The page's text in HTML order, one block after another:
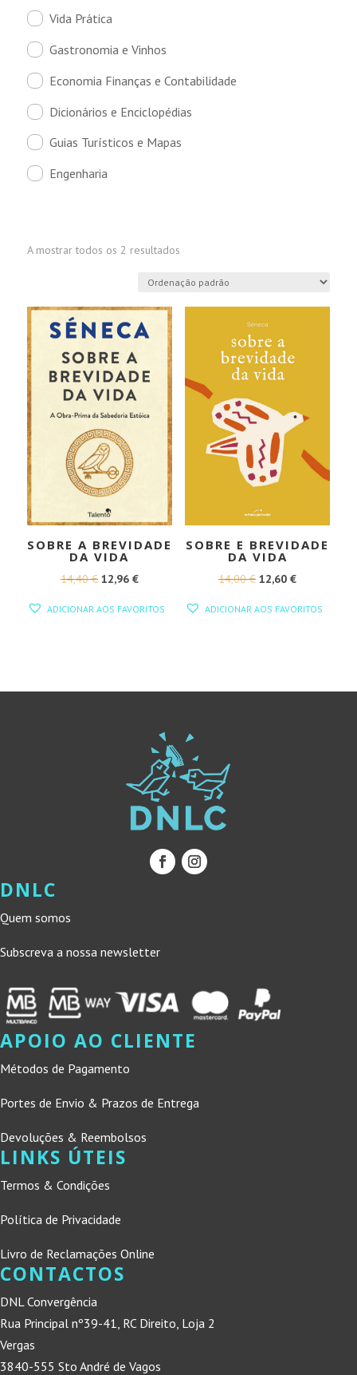
Vida Prática
Gastronomia e Vinhos
Economia Finanças e Contabilidade
Dicionários e Enciclopédias
Guias Turísticos e Mapas
Engenharia
A mostrar todos os 2 resultados
SOBRE A BREVIDADE
DA VIDA
14,40€ O
12,96 €O
ADICIONAR AOS FAVORITOS
SOBRE E BREVIDADE
DA VIDA
14,00€ O
12,60 €O
ADICIONAR AOS FAVORITOS
DNLC
Quem somos
Subscreva a nossa newsletter
APOIO AO CLIENTE
Métodos de Pagamento
Portes de Envio & Prazos de Entrega
Devoluções & Reembolsos
LINKS ÚTEIS
Termos & Condições
Política de Privacidade
Livro de Reclamações Online
CONTACTOS
DNL Convergência
Rua Principal nº39-41, RC Direito, Loja 2
Vergas
3840-555 Sto André de Vagos